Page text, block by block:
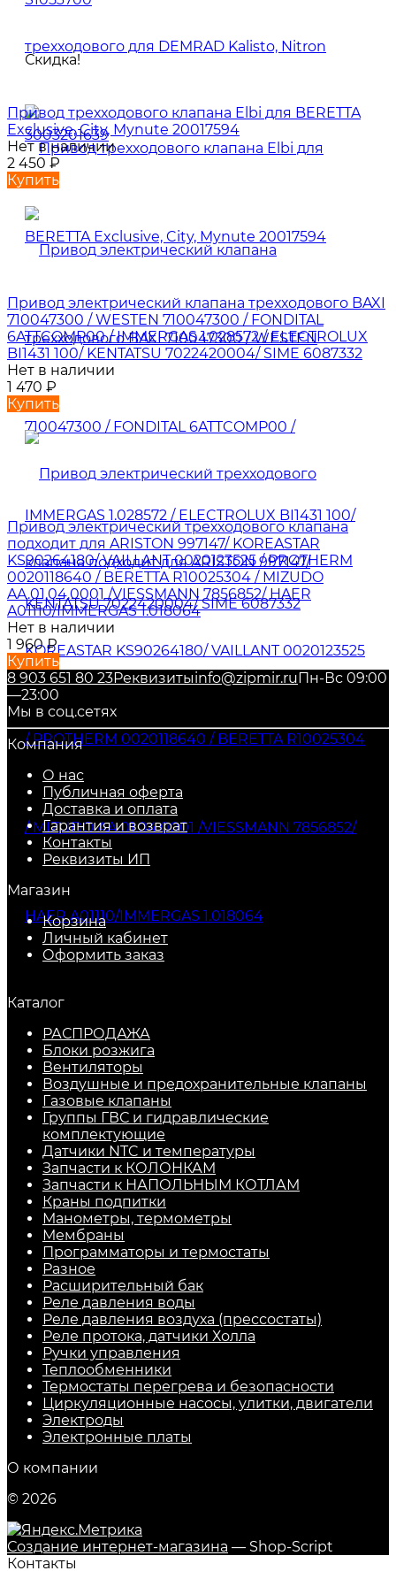
Скидка!
Привод трехходового клапана Elbi для BERETTA
Exclusive, City, Mynute 20017594
Нет в наличии
2 450 ₽
Купить
Привод электрический клапана трехходового BAXI
710047300 / WESTEN 710047300 / FONDITAL
6ATTCOMP00 / IMMERGAS 1.028572 / ELECTROLUX
BI1431 100/ KENTATSU 7022420004/ SIME 6087332
Нет в наличии
1 470 ₽
Купить
Привод электрический трехходового клапана
подходит для ARISTON 997147/ KOREASTAR
KS90264180/ VAILLANT 0020123525 / PROTHERM
0020118640 / BERETTA R10025304 / MIZUDO
AA.01.04.0001 /VIESSMANN 7856852/ HAER
A01110/IMMERGAS 1.018064
Нет в наличии
1 960₽
Купить
8 903 651 80 23Реквизитыinfo@zipmir.ruПн-Вс 09:00
—23:00
Мы в соц.сетях
Компания
О нас
Публичная оферта
Доставка и оплата
Гарантия и возврат
Контакты
Реквизиты ИП
Магазин
Корзина
Личный кабинет
Оформить заказ
Каталог
РАСПРОДАЖА
Блоки розжига
Вентиляторы
Воздушные и предохранительные клапаны
Газовые клапаны
Группы ГВС и гидравлические
комплектующие
Датчики NTC и температуры
Запчасти к КОЛОНКАМ
Запчасти к НАПОЛЬНЫМ КОТЛАМ
Краны подпитки
Манометры, термометры
Мембраны
Программаторы и термостаты
Разное
Расширительный бак
Реле давления воды
Реле давления воздуха (прессостаты)
Реле протока, датчики Холла
Ручки управления
Теплообменники
Термостаты перегрева и безопасности
Циркуляционные насосы, улитки, двигатели
Электроды
Электронные платы
О компании
© 2026
Создание интернет-магазина — Shop-Script
Контакты